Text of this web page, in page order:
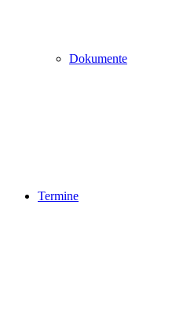
Dokumente
Termine